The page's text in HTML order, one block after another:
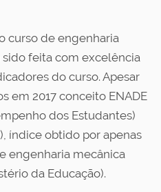
curso de engenharia
sido feita com excelência
do curso. Apesar
em 2017 conceito ENADE
dos Estudantes)
índice obtido por apenas
engenharia mecânica
da Educação).